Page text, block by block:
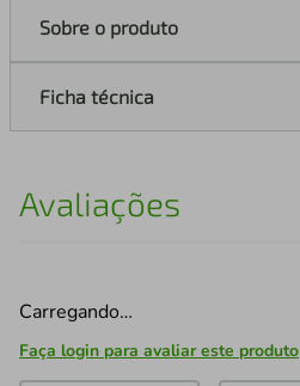
Sobre o produto
Ficha técnica
Avaliações
Carregando…
Faça login para avaliar este produto